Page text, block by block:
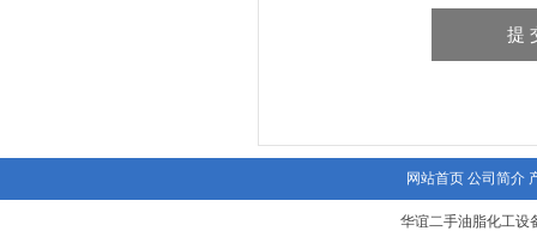
网站首页 公司简介
华谊二手油脂化工设